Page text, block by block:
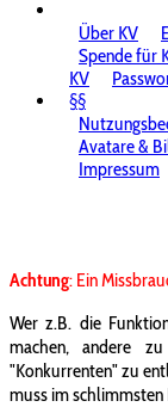
Über KV
Spende für
KV
§§
Avatare &
Impressum
Achtung: Ein
Wer z.B. die
machen, andere
"Konkurrenten" zu
muss im